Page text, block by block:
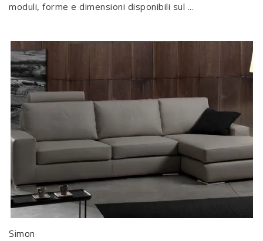
moduli, forme e dimensioni disponibili sul ...
Simon